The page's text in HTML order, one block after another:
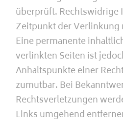
überprüft. Rechtswidrige
Zeitpunkt der Verlinkung
Eine permanente
verlinkten Seiten ist
Anhaltspunkte einer
zumutbar. Bei
Rechtsverletzungen
Links umgehend